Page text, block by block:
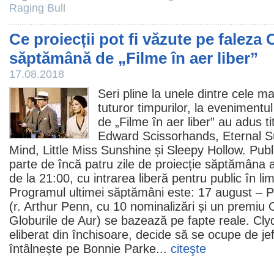
Raging Bull
Ce proiecții pot fi văzute pe faleza
săptămână de „Filme în aer liber”
17.08.2018
Seri pline la unele dintre cele
tuturor timpurilor, la
de „Filme în aer liber” au adus
Edward Scissorhands, Eternal
Mind, Little Miss Sunshine și Sleepy Hollow.
parte de încă patru zile de proiecție săptămâna
de la 21:00, cu intrarea liberă pentru public în
Programul ultimei săptămâni este: 17 august –
(r. Arthur Penn, cu 10 nominalizări și un premiu
Globurile de Aur) se bazează pe fapte reale.
eliberat din închisoare, decide să se ocupe de
întâlnește pe Bonnie Parke... citeşte